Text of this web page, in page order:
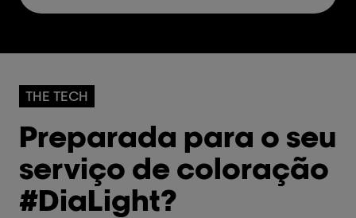
THE TECH
Preparada para o seu
serviço de coloração
#DiaLight?